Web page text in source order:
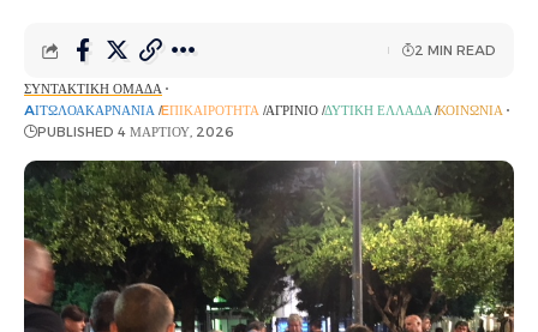
ΣΥΝΤΑΚΤΙΚΉ ΟΜΆΔΑ
AΙΤΩΛΟΑΚΑΡΝΑΝΊΑ EΠΙΚΑΙΡΌΤΗΤΑ ΑΓΡΊΝΙΟ ΔΥΤΙΚΉ ΕΛΛΆΔΑ ΚΟΙΝΩΝΊΑ
PUBLISHED 4 ΜΑΡΤΊΟΥ, 2026
2 MIN READ